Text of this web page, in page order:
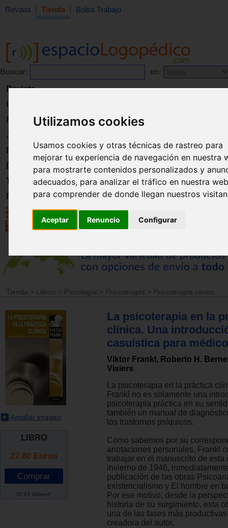
Utilizamos cookies
Usamos cookies y otras técnicas de rastreo para
mejorar tu experiencia de navegación en nuestra
para mostrarte contenidos personalizados y
adecuados, para analizar el tráfico en nuestra
para comprender de donde llegan nuestros
Aceptar Renuncio Configurar
Revista Tienda Bolsa Trabajo
Buscar: en:
Revista
Libros
Material
Juguetes
Formación
Directorio
Trabajo
Registro
Tienda > Libros > Psicología > Psicoterapia > Psicoterapia varios
Ampliar imagen
LIBRO
27.80 Euros
30.83 Dólares*
La psicoterapia en la
clínica. Una
casuística para
Viktor Frankl, Roberto H.
Visiers
La psicoterapia en la práctica
Frankl no es solamente una
psicoterapia práctica en su
también un manual de
los trastornos psíquicos.
Como sabemos por su
anotaciones personales, Frankl
trabajar en el manuscrito de esta
invierno de 1946,
publicación de las obras
existencialismo y El hombre en
Por ese motivo, desde la
historia de su surgimiento, esta
una de las fases más
creadora del autor.